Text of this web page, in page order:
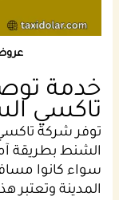
خدمة
تاكسي
توفر شركة
الشنط بطريقة
سواء كانوا
المدينة